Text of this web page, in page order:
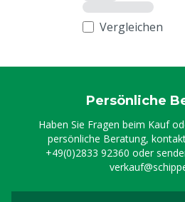
Vergleichen
Persönliche
Haben Sie Fragen beim Kauf
persönliche Beratung,
+49(0)2833 92360 oder